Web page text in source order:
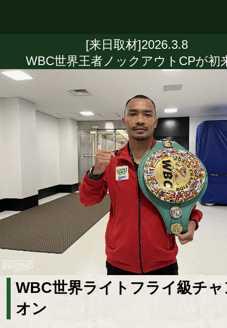
[来日取材]2026.3.8
WBC世界王者ノックアウトCPが初
WBC世界ライトフライ級チ
オン